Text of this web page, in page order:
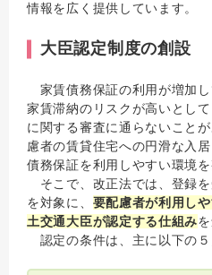
情報を広く提供しています。
大臣認定制度の創設
家賃債務保証の利用が増加
家賃滞納のリスクが高いとし
に関する審査に通らないこと
慮者の賃貸住宅への円滑な入
債務保証を利用しやすい環境
そこで、改正法では、登録
を対象に、 要配慮者が利用し
土交通大臣が認定する仕組み
認定の条件は、主に以下の５